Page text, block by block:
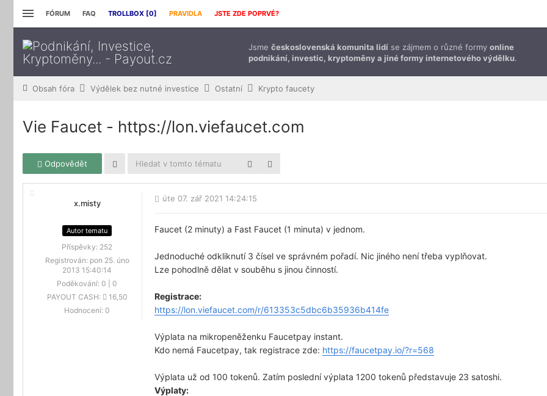
FÓRUM FAQ TROLLBOX [0] PRAVIDLA JSTE ZDE POPRVÉ?
Jsme československá komunita lidí se zájmem o různé formy online
podnikání, investic, kryptoměny a jiné formy internetového výdělku.
Obsah fóra Výdělek bez nutné investice Ostatní Krypto faucety
Vie Faucet - https://lon.viefaucet.com
Odpovědět
x.misty
Autor tematu
Příspěvky: 252
Registrován: pon 25. úno
2013 15:40:14
Poděkování: 0
0
PAYOUT CASH:
16,50
Hodnocení: 0
úte 07. zář 2021 14:24:15
Faucet (2 minuty) a Fast Faucet (1 minuta) v jednom.
Jednoduché odkliknutí 3 čísel ve správném pořadí. Nic jiného není třeba vyplňovat.
Lze pohodlně dělat v souběhu s jinou činností.
Registrace:
https://lon.viefaucet.com/r/613353c5dbc6b35936b414fe
Výplata na mikropeněženku Faucetpay instant.
Kdo nemá Faucetpay, tak registrace zde: https://faucetpay.io/?r=568
Výplata už od 100 tokenů. Zatím poslední výplata 1200 tokenů představuje 23 satoshi.
Výplaty: